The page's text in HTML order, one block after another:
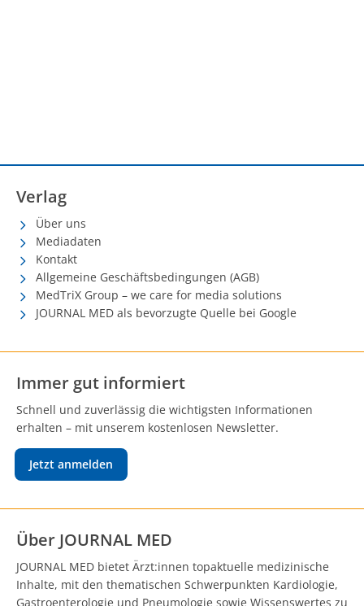
Verlag
Über uns
Mediadaten
Kontakt
Allgemeine Geschäftsbedingungen (AGB)
MedTriX Group – we care for media solutions
JOURNAL MED als bevorzugte Quelle bei Google
Immer gut informiert
Schnell und zuverlässig die wichtigsten Informationen
erhalten – mit unserem kostenlosen Newsletter.
Jetzt anmelden
Über JOURNAL MED
JOURNAL MED bietet Ärzt:innen topaktuelle medizinische
Inhalte, mit den thematischen Schwerpunkten Kardiologie,
Gastroenterologie und Pneumologie sowie Wissenswertes zu